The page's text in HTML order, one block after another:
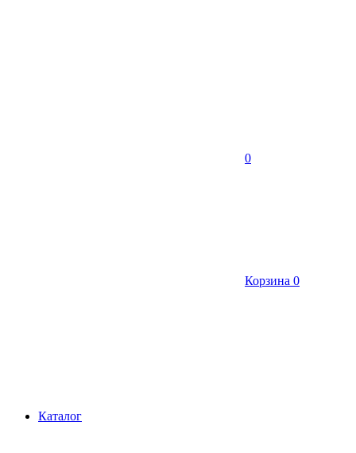
0
Корзина 0
Каталог